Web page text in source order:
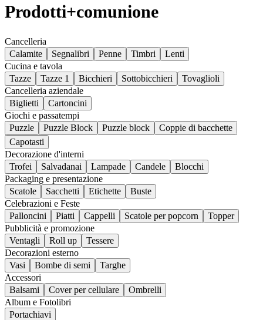
Prodotti+comunione
Cancelleria
Calamite
Segnalibri Penne Timbri
Lenti
Cucina e tavola
Tazze
Tazze 1 Bicchieri Sottobicchieri
Tovaglioli
Cancelleria aziendale
Biglietti
Cartoncini
Giochi e passatempi
Puzzle
Puzzle Block Puzzle block
Coppie di bacchette
Capotasti
Decorazione d'interni
Trofei
Salvadanai Lampade Candele
Blocchi
Packaging e presentazione
Scatole
Sacchetti Etichette
Buste
Celebrazioni e Feste
Palloncini
Piatti Cappelli Scatole per popcorn
Topper
Pubblicità e promozione
Ventagli
Roll up
Tessere
Decorazioni esterno
Vasi
Bombe di semi
Targhe
Accessori
Balsami
Cover per cellulare
Ombrelli
Album e Fotolibri
Portachiavi